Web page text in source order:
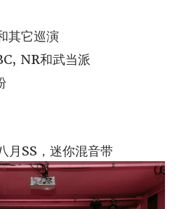
其它巡演
NR和武当派
月SS，迷你混音带